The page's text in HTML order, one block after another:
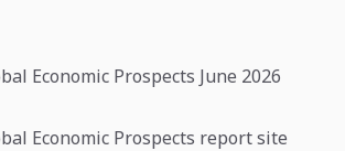
Economic Prospects June 2026
Economic Prospects report site